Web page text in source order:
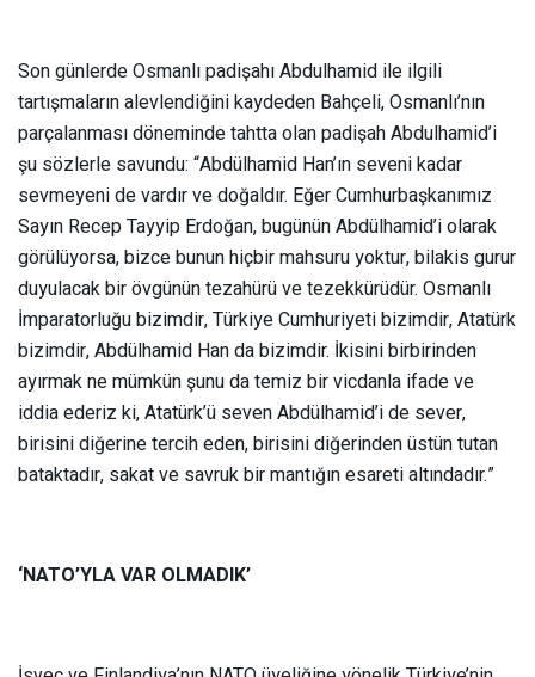
Son günlerde Osmanlı padişahı Abdulhamid ile ilgili
tartışmaların alevlendiğini kaydeden Bahçeli, Osmanlı’nın
parçalanması döneminde tahtta olan padişah Abdulhamid’i
şu sözlerle savundu: “Abdülhamid Han’ın seveni kadar
sevmeyeni de vardır ve doğaldır. Eğer Cumhurbaşkanımız
Sayın Recep Tayyip Erdoğan, bugünün Abdülhamid’i olarak
görülüyorsa, bizce bunun hiçbir mahsuru yoktur, bilakis gurur
duyulacak bir övgünün tezahürü ve tezekkürüdür. Osmanlı
İmparatorluğu bizimdir, Türkiye Cumhuriyeti bizimdir, Atatürk
bizimdir, Abdülhamid Han da bizimdir. İkisini birbirinden
ayırmak ne mümkün şunu da temiz bir vicdanla ifade ve
iddia ederiz ki, Atatürk’ü seven Abdülhamid’i de sever,
birisini diğerine tercih eden, birisini diğerinden üstün tutan
bataktadır, sakat ve savruk bir mantığın esareti altındadır.”
‘NATO’YLA VAR OLMADIK’